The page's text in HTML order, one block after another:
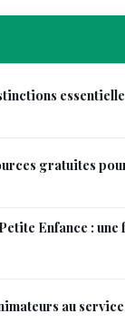
gratuites
Enfance :
au